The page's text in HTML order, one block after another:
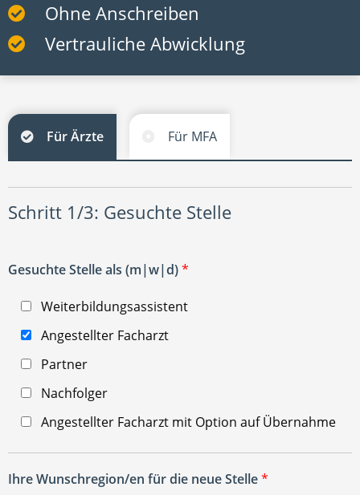
Ohne Anschreiben
Vertrauliche Abwicklung
Für Ärzte Für MFA
Schritt 1/3: Gesuchte Stelle
Gesuchte Stelle als (m|w|d)*
Weiterbildungsassistent
Angestellter Facharzt
Partner
Nachfolger
Angestellter Facharzt mit Option auf Übernahme
Ihre Wunschregion/en für die neue Stelle*